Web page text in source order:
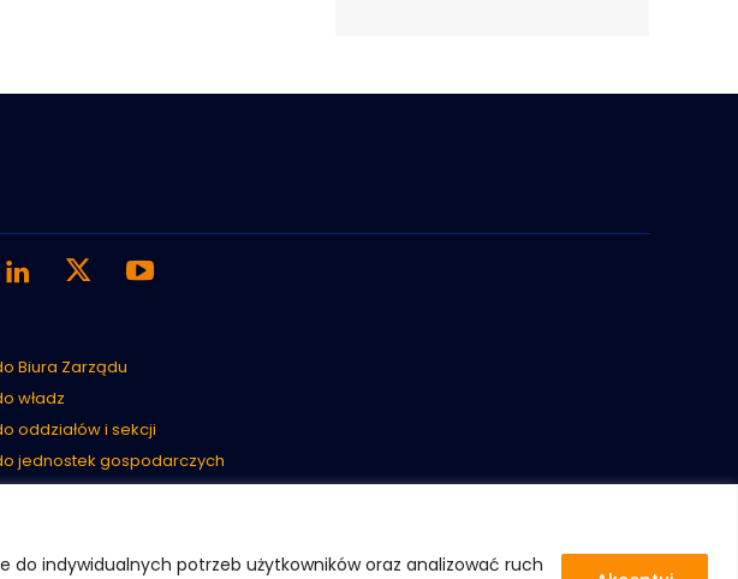
do indywidualnych potrzeb użytkowników oraz analizować ruch
Biura Zarządu
władz
oddziałów i sekcji
jednostek gospodarczych